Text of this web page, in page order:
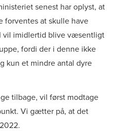
senest har oplyst, at
forventes at skulle have
vil imidlertid blive væsentligt
fordi der i denne ikke
kun et mindre antal dyre
tilbage, vil først modtage
Vi gætter på, at det